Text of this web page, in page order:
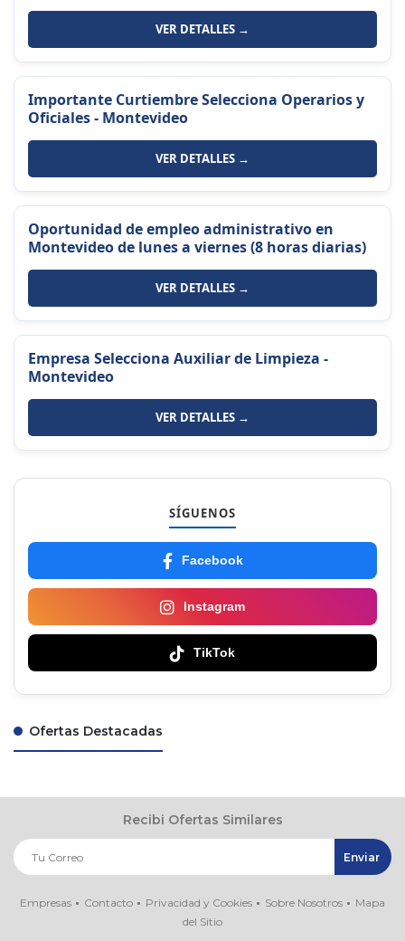
VER DETALLES →
Importante Curtiembre Selecciona Operarios y
Oficiales - Montevideo
VER DETALLES →
Oportunidad de empleo administrativo en
Montevideo de lunes a viernes (8 horas diarias)
VER DETALLES →
Empresa Selecciona Auxiliar de Limpieza -
Montevideo
VER DETALLES →
SÍGUENOS
Facebook
Instagram
TikTok
Ofertas Destacadas
Recibi Ofertas Similares
Empresas Contacto Privacidad y Cookies Sobre Nosotros
Mapa
del Sitio